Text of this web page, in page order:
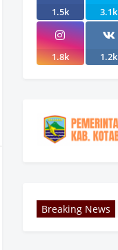
1.5k 3.1k
1.8k 1.2k
Breaking News